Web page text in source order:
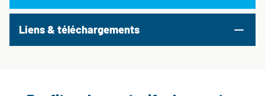
Liens & téléchargements